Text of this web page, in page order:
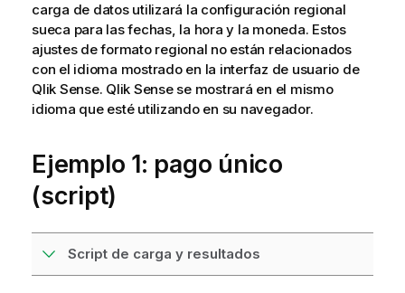
carga de datos utilizará la configuración regional
sueca para las fechas, la hora y la moneda. Estos
ajustes de formato regional no están relacionados
con el idioma mostrado en la interfaz de usuario de
Qlik Sense. Qlik Sensese mostrará en el mismo
idioma que esté utilizando en su navegador.
Ejemplo 1: pago único
(script)
Script de carga y resultados